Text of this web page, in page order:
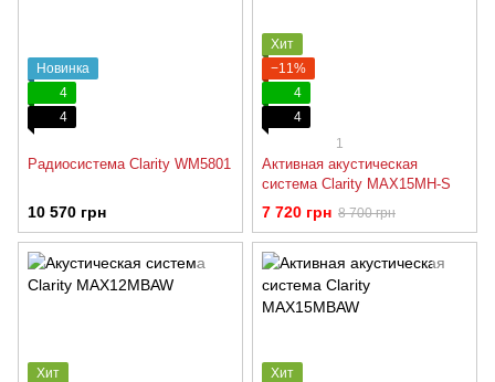
Новинка
4
4
Радиосистема Clarity WM5801
10 570 грн
Хит
−11%
4
4
1
Активная акустическая
система Clarity MAX15MH-S
7 720 грн 8 700 грн
Хит
Хит